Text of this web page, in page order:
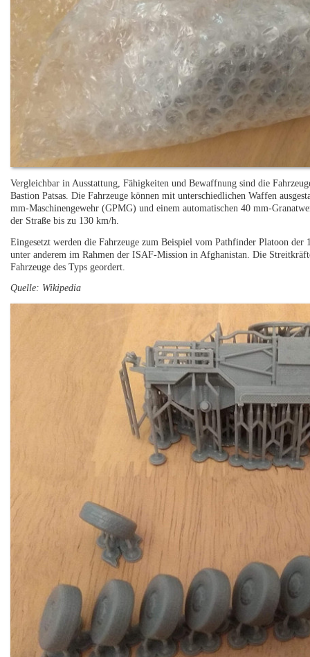
Vergleichbar in Ausstattung, Fähigkeiten und Bewaffnung sind die
Bastion Patsas. Die Fahrzeuge können mit unterschiedlichen Waffen
mm-Maschinengewehr (GPMG) und einem automatischen 40 mm-
der Straße bis zu 130 km/h.
Eingesetzt werden die Fahrzeuge zum Beispiel vom Pathfinder Platoon
unter anderem im Rahmen der ISAF-Mission in Afghanistan. Die
Fahrzeuge des Typs geordert.
Quelle: Wikipedia